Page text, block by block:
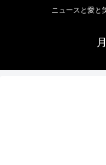
ニュースと愛と